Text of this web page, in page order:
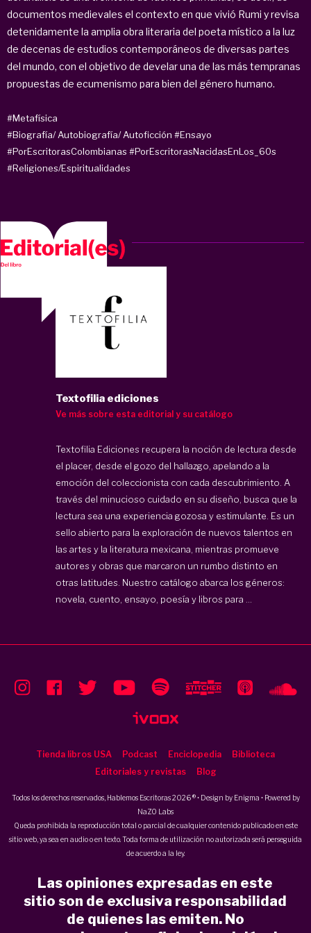
documentos medievales el contexto en que vivió Rumi y revisa
detenidamente la amplia obra literaria del poeta místico a la luz
de decenas de estudios contemporáneos de diversas partes
del mundo, con el objetivo de develar una de las más tempranas
propuestas de ecumenismo para bien del género humano.
#Metafísica
#Biografía/ Autobiografía/ Autoficción #Ensayo
#PorEscritorasColombianas #PorEscritorasNacidasEnLos_60s
#Religiones/Espiritualidades
Textofilia ediciones
Ve más sobre esta editorial y su catálogo
Textofilia Ediciones recupera la noción de lectura desde
el placer, desde el gozo del hallazgo, apelando a la
emoción del coleccionista con cada descubrimiento. A
través del minucioso cuidado en su diseño, busca que la
lectura sea una experiencia gozosa y estimulante. Es un
sello abierto para la exploración de nuevos talentos en
las artes y la literatura mexicana, mientras promueve
autores y obras que marcaron un rumbo distinto en
otras latitudes. Nuestro catálogo abarca los géneros:
novela, cuento, ensayo, poesía y libros para ...
Tienda libros USA Podcast Enciclopedia
Biblioteca
Editoriales y revistas
Blog
Todos los derechos reservados, Hablemos Escritoras 2026 ® • Design by Enigma • Powered by
NaZO Labs
Queda prohibida la reproducción total o parcial de cualquier contenido publicado en este
sitio web, ya sea en audio o en texto. Toda forma de utilización no autorizada será perseguida
de acuerdo a la ley.
Las opiniones expresadas en este
sitio son de exclusiva responsabilidad
de quienes las emiten. No